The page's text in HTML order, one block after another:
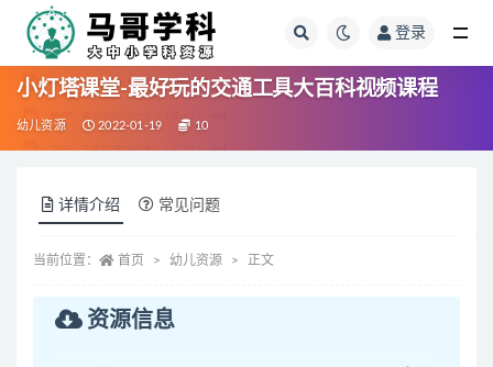
登录
小灯塔课堂-最好玩的交通工具大百科视频课程
幼儿资源 2022-01-19 10
详情介绍 常见问题
当前位置： 首页 幼儿资源 正文
资源信息
全部